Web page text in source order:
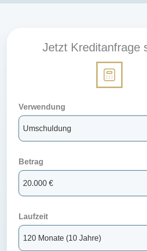
Jetzt Kreditanfrage
Verwendung
Betrag
Laufzeit